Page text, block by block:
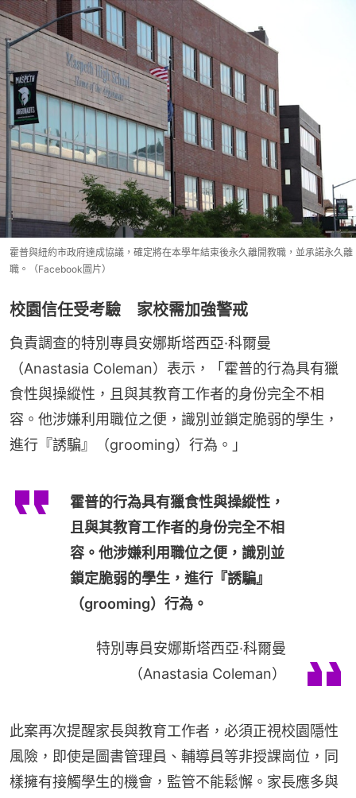
霍普與紐約市政府達成協議，確定將在本學年結束後永久離開教職，並承諾永久離
職。（Facebook圖片）
校園信任受考驗 家校需加強警戒
負責調查的特別專員安娜斯塔西亞·科爾曼
（Anastasia Coleman）表示，「霍普的行為具有獵
食性與操縱性，且與其教育工作者的身份完全不相
容。他涉嫌利用職位之便，識別並鎖定脆弱的學生，
進行『誘騙』（grooming）行為。」
霍普的行為具有獵食性與操縱性，
且與其教育工作者的身份完全不相
容。他涉嫌利用職位之便，識別並
鎖定脆弱的學生，進行『誘騙』
（grooming）行為。
特別專員安娜斯塔西亞·科爾曼
（Anastasia Coleman）
此案再次提醒家長與教育工作者，必須正視校園隱性
風險，即使是圖書管理員、輔導員等非授課崗位，同
樣擁有接觸學生的機會，監管不能鬆懈。家長應多與